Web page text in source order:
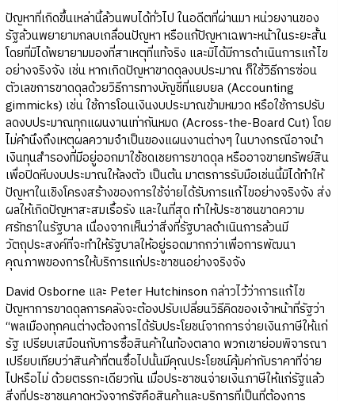
ปัญหาที่เกิดขึ้นเหล่านี้ล้วนพบได้ทั่วไป ในอดีตที่ผ่านมา หน่วยงานของ
รัฐล้วนพยายามกลบเกลื่อนปัญหา หรือแก้ปัญหาเฉพาะหน้าในระยะสั้น
โดยที่มิได้พยายามมองที่สาเหตุที่แท้จริง และมิได้มีการดำเนินการแก้ไข
อย่างจริงจัง เช่น หากเกิดปัญหาขาดดุลงบประมาณ ก็ใช้วิธีการซ่อน
ตัวเลขการขาดดุลด้วยวิธีการทางบัญชีที่แยบยล (Accounting
gimmicks) เช่น ใช้การโอนเงินงบประมาณข้ามหมวด หรือใช้การปรับ
ลดงบประมาณทุกแผนงานเท่ากันหมด (Across-the-Board Cut) โดย
ไม่คำนึงถึงเหตุผลความจำเป็นของแผนงานต่างๆ ในบางกรณีอาจนำ
เงินทุนสำรองที่มีอยู่ออกมาใช้ชดเชยการขาดดุล หรืออาจขายทรัพย์สิน
เพื่อปิดหีบงบประมาณให้ลงตัว เป็นต้น มาตรการรับมือเช่นนี้มิได้ทำให้
ปัญหาในเชิงโครงสร้างของการใช้จ่ายได้รับการแก้ไขอย่างจริงจัง ส่ง
ผลให้เกิดปัญหาสะสมเรื้อรัง และในที่สุด ทำให้ประชาชนขาดความ
ศรัทธาในรัฐบาล เนื่องจากเห็นว่าสิ่งที่รัฐบาลดำเนินการล้วนมี
วัตถุประสงค์ที่จะทำให้รัฐบาลให้อยู่รอดมากกว่าเพื่อการพัฒนา
คุณภาพของการให้บริการแก่ประชาชนอย่างจริงจัง
David Osborne และ Peter Hutchinson กล่าวไว้ว่าการแก้ไข
ปัญหาการขาดดุลการคลังจะต้องปรับเปลี่ยนวิธีคิดของเจ้าหน้าที่รัฐว่า
“พลเมืองทุกคนต่างต้องการได้รับประโยชน์จากการจ่ายเงินภาษีให้แก่
รัฐ เปรียบเสมือนกับการซื้อสินค้าในท้องตลาด พวกเขาย่อมพิจารณา
เปรียบเทียบว่าสินค้าที่ตนซื้อไปนั้นมีคุณประโยชน์คุ้มค่ากับราคาที่จ่าย
ไปหรือไม่ ด้วยตรรกะเดียวกัน เมื่อประชาชนจ่ายเงินภาษีให้แก่รัฐแล้ว
สิ่งที่ประชาชนคาดหวังจากรัฐคือสินค้าและบริการที่เป็นที่ต้องการ